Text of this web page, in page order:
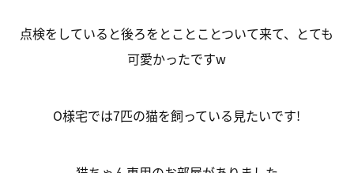
点検をしていると後ろをとことことついて来て、とても
可愛かったですw
O様宅では7匹の猫を飼っている見たいです!